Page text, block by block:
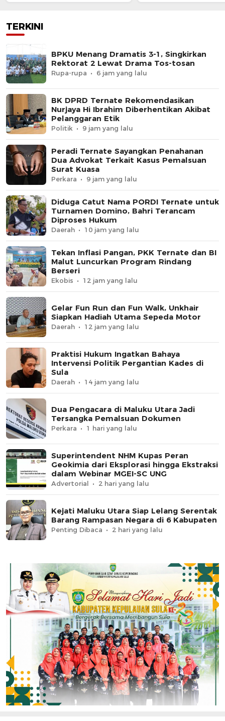
TERKINI
BPKU Menang Dramatis 3-1, Singkirkan
Rektorat 2 Lewat Drama Tos-tosan
Rupa-rupa 6 jam yang lalu
BK DPRD Ternate Rekomendasikan
Nurjaya Hi Ibrahim Diberhentikan Akibat
Pelanggaran Etik
Politik 9 jam yang lalu
Peradi Ternate Sayangkan Penahanan
Dua Advokat Terkait Kasus Pemalsuan
Surat Kuasa
Perkara 9 jam yang lalu
Diduga Catut Nama PORDI Ternate untuk
Turnamen Domino, Bahri Terancam
Diproses Hukum
Daerah 10 jam yang lalu
Tekan Inflasi Pangan, PKK Ternate dan BI
Malut Luncurkan Program Rindang
Berseri
Ekobis 12 jam yang lalu
Gelar Fun Run dan Fun Walk, Unkhair
Siapkan Hadiah Utama Sepeda Motor
Daerah 12 jam yang lalu
Praktisi Hukum Ingatkan Bahaya
Intervensi Politik Pergantian Kades di
Sula
Daerah 14 jam yang lalu
Dua Pengacara di Maluku Utara Jadi
Tersangka Pemalsuan Dokumen
Perkara 1 hari yang lalu
Superintendent NHM Kupas Peran
Geokimia dari Eksplorasi hingga Ekstraksi
dalam Webinar MGEI-SC UNG
Advertorial 2 hari yang lalu
Kejati Maluku Utara Siap Lelang Serentak
Barang Rampasan Negara di 6 Kabupaten
Penting Dibaca 2 hari yang lalu